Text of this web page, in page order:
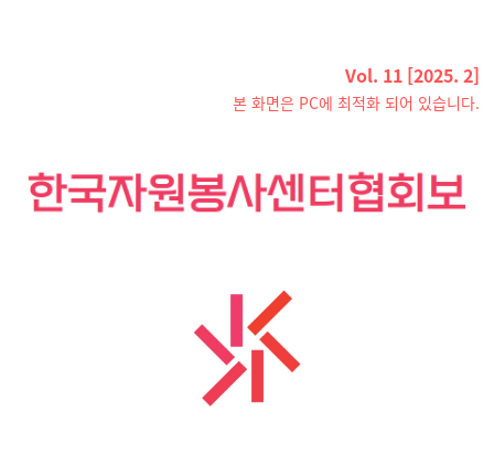
Vol. 11 [2025. 2]
본 화면은 PC에 최적화 되어 있습니다.